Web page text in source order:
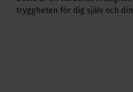
tryggheten för dig själv och